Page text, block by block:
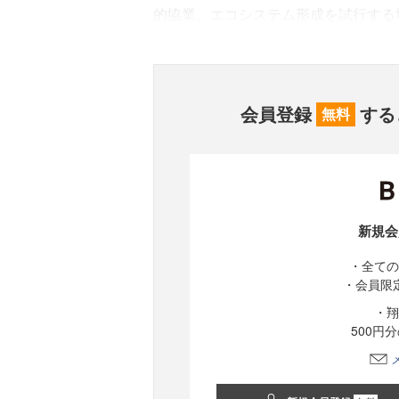
会員登録 無料 す
新規
・全て
・会員
・
500円